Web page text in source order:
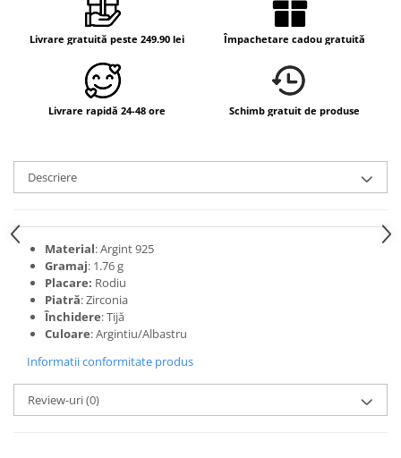
Livrare gratuită peste 249.90 lei Împachetare cadou gratuită
Livrare rapidă 24-48 ore Schimb gratuit de produse
Descriere
Material: Argint 925
Gramaj: 1.76 g
Placare: Rodiu
Piatră: Zirconia
Închidere: Tijă
Culoare: Argintiu/Albastru
Informatii conformitate produs
Review-uri(0)